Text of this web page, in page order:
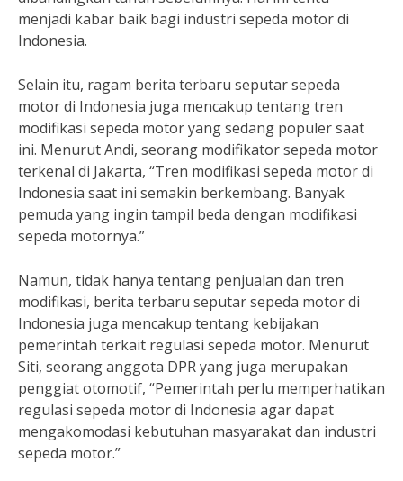
menjadi kabar baik bagi industri sepeda motor di
Indonesia.
Selain itu, ragam berita terbaru seputar sepeda
motor di Indonesia juga mencakup tentang tren
modifikasi sepeda motor yang sedang populer saat
ini. Menurut Andi, seorang modifikator sepeda motor
terkenal di Jakarta, “Tren modifikasi sepeda motor di
Indonesia saat ini semakin berkembang. Banyak
pemuda yang ingin tampil beda dengan modifikasi
sepeda motornya.”
Namun, tidak hanya tentang penjualan dan tren
modifikasi, berita terbaru seputar sepeda motor di
Indonesia juga mencakup tentang kebijakan
pemerintah terkait regulasi sepeda motor. Menurut
Siti, seorang anggota DPR yang juga merupakan
penggiat otomotif, “Pemerintah perlu memperhatikan
regulasi sepeda motor di Indonesia agar dapat
mengakomodasi kebutuhan masyarakat dan industri
sepeda motor.”